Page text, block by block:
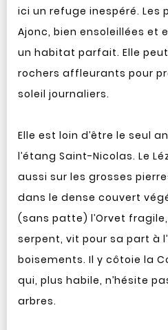
ici un refuge inespéré. Les
Ajonc, bien ensoleillées et
un habitat parfait. Elle
rochers affleurants pour
soleil journaliers.
Elle est loin d’être le seul
l’étang Saint-Nicolas. Le
aussi sur les grosses
dans le dense couvert
(sans patte) l’Orvet
serpent, vit pour sa part à
boisements. Il y côtoie la
qui, plus habile, n’hésite
arbres.